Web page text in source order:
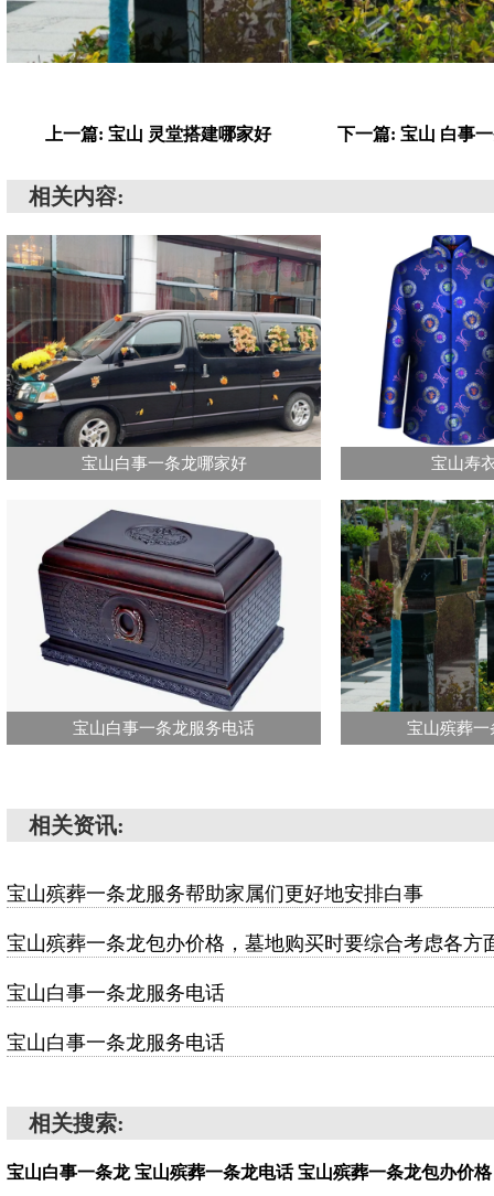
上一篇: 宝山 灵堂搭建哪家好 下一篇: 宝山 白事
相关内容:
宝山白事一条龙哪家好 宝山寿
宝山白事一条龙服务电话 宝山殡葬
相关资讯:
宝山殡葬一条龙服务帮助家属们更好地安排白事
宝山殡葬一条龙包办价格，墓地购买时要综合考虑各方
宝山白事一条龙服务电话
宝山白事一条龙服务电话
相关搜索:
宝山白事一条龙 宝山殡葬一条龙电话 宝山殡葬一条龙包办价格